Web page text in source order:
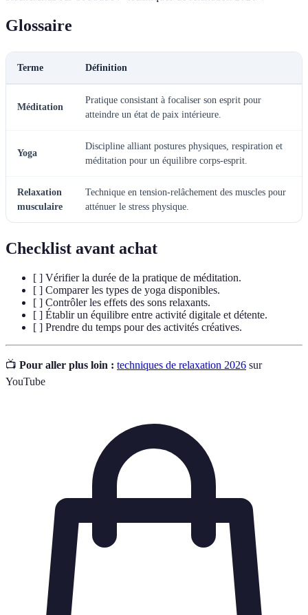
Glossaire
Terme Définition
Méditation
Pratique consistant à focaliser son esprit pour
atteindre un état de paix intérieure.
Yoga
Discipline alliant postures physiques, respiration et
méditation pour un équilibre corps-esprit.
Relaxation
musculaire
Technique en tension-relâchement des muscles pour
atténuer le stress physique.
Checklist avant achat
[ ] Vérifier la durée de la pratique de méditation.
[ ] Comparer les types de yoga disponibles.
[ ] Contrôler les effets des sons relaxants.
[ ] Établir un équilibre entre activité digitale et détente.
[ ] Prendre du temps pour des activités créatives.
📺 Pour aller plus loin : techniques de relaxation 2026 sur
YouTube